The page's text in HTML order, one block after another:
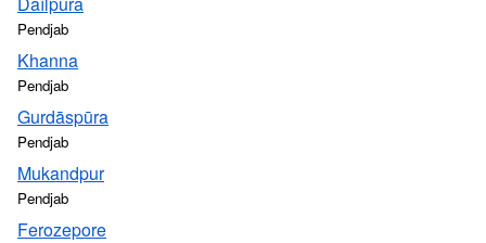
Pendjab
Khanna
Pendjab
Gurdāspūra
Pendjab
Mukandpur
Pendjab
Ferozepore